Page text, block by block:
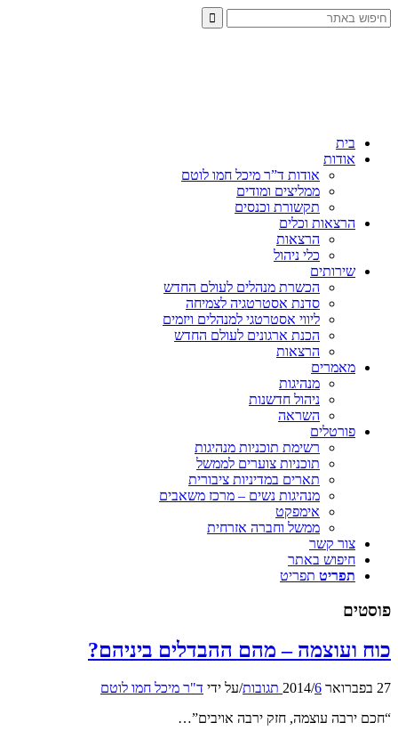
אודות
אודות ד”ר מיכל חמו לוטם
ממליצים ומודים
תקשורת וכנסים
הרצאות וכלים
הרצאות
כלי ניהול
שירותים
הכשרת מנהלים לעולם החדש
סדנת אסטרטגיה לצמיחה
ליווי אסטרטגי למנהלים ויזמים
הכנת ארגונים לעולם החדש
הרצאות
מאמרים
מנהיגות
ניהול חדשנות
השראה
פורטלים
רשימת תוכניות מנהיגות
תוכניות צוערים לממשל
תארים במדיניות ציבורית
מנהיגות נשים – מרכז משאבים
אימפקט
ממשל וחברה אזרחית
צור קשר
חיפוש באתר
תפריט
תפריט
ועוצמה – מהם ההבדלים ביניהם?
/6 תגובות /על ידיד"ר מיכל חמו לוטם
עוצמה, חזק ירבה אויבים”…